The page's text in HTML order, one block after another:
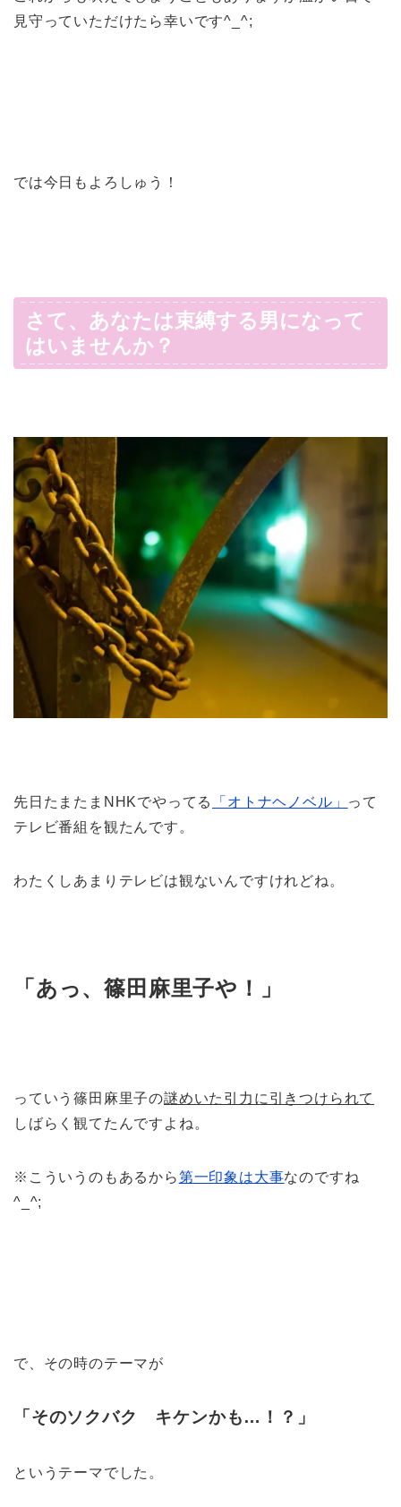
見守っていただけたら幸いです^_^;
では今日もよろしゅう！
さて、あなたは束縛する男になって
はいませんか？
先日たまたまNHKでやってる 「オトナヘノベル」 って
テレビ番組を観たんです。
わたくしあまりテレビは観ないんですけれどね。
「あっ、篠田麻里子や！」
っていう篠田麻里子の謎めいた引力に引きつけられて
しばらく観てたんですよね。
※こういうのもあるから第一印象は大事なのですね
^_^;
で、その時のテーマが
「そのソクバク キケンかも…！？」
というテーマでした。